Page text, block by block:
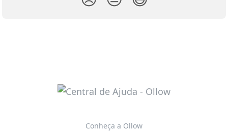
Conheça a Ollow